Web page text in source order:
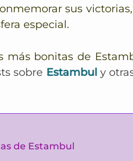
sus
especial.
bonitas de
sobre Estambul y
de Estambul